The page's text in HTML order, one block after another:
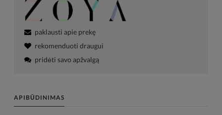
paklausti apie prekę
rekomenduoti draugui
pridėti savo apžvalgą
APIBŪDINIMAS